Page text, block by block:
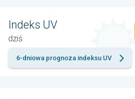
Indeks UV
dziś
6-dniowa prognoza indeksu UV